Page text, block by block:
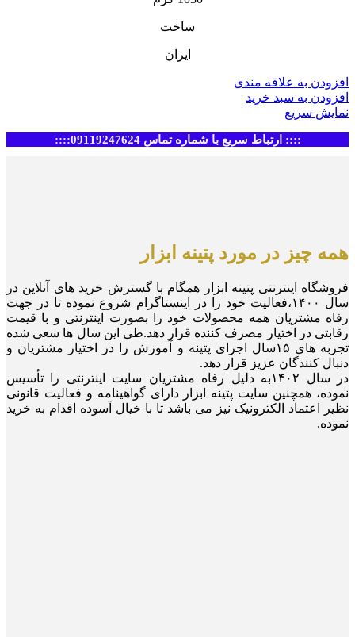
ساخت
ایران
افزودن به علاقه مندی
افزودن به سبد خرید
نمایش سریع
:::: ارتباط سریع با شماره تماس 09119247624::::
همه چیز در مورد پتینه ابزار
فروشگاه اینترنتی پتینه ابزار همگام با گسترش خرید های آنلاین در
سال ۱۴۰۰،فعالیت خود را در اینستاگرام شروع نموده تا در جهت
رفاه مشتریان همه محصولات خود را بصورت اینترنتی و با قیمت
رقابتی در اختیار مصرف کننده قرار دهد.طی این سال ها سعی شده
تجربه های ۱۵سال اجرای پتینه و آموزش را در اختیار مشتریان و
دنبال کنندگان عزیز قرار دهد.
در سال ۱۴۰۲به دلیل رفاه مشتریان سایت اینترنتی را تأسیس
نموده، همچنین سایت پتینه ابزار دارای گواهینامه و فعالیت قانونی
نظیر اعتماد الکترونیک نیز می باشد تا با خیال آسوده اقدام به خرید
نموده.